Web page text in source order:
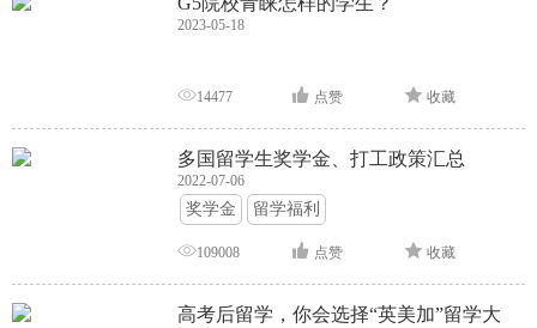
2023-05-18
14477 点赞 收藏
多国留学生奖学金、打工政策汇总
2022-07-06
奖学金 留学福利
109008 点赞 收藏
高考后留学，你会选择“英美加”留学大